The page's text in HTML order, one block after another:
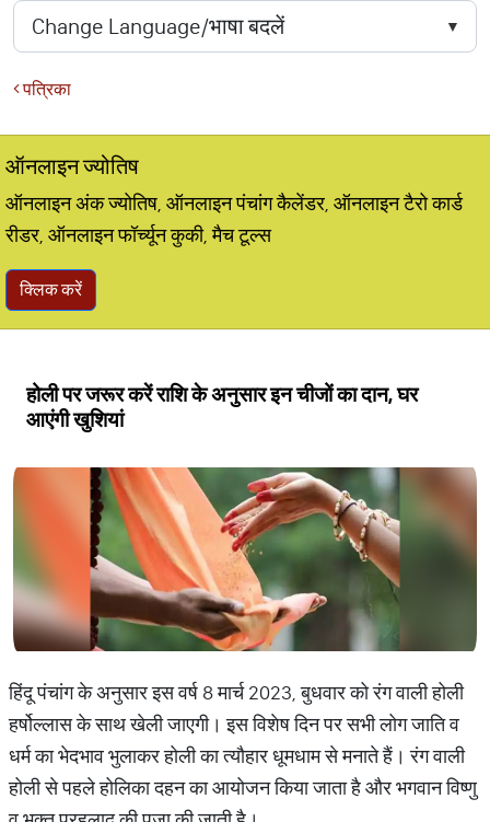
पत्रिका
ऑनलाइन ज्योतिष
ऑनलाइन अंक ज्योतिष, ऑनलाइन पंचांग कैलेंडर, ऑनलाइन टैरो कार्ड
रीडर, ऑनलाइन फॉर्च्यून कुकी, मैच टूल्स
क्लिक करें
होली पर जरूर करें राशि के अनुसार इन चीजों का दान, घर
आएंगी खुशियां
हिंदू पंचांग के अनुसार इस वर्ष 8 मार्च 2023, बुधवार को रंग वाली होली
हर्षोल्लास के साथ खेली जाएगी। इस विशेष दिन पर सभी लोग जाति व
धर्म का भेदभाव भुलाकर होली का त्यौहार धूमधाम से मनाते हैं। रंग वाली
होली से पहले होलिका दहन का आयोजन किया जाता है और भगवान विष्णु